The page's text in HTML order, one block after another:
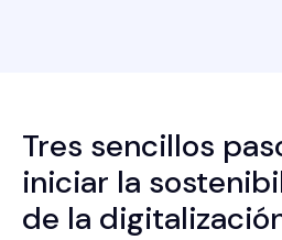
Tres sencillos
iniciar la
de la